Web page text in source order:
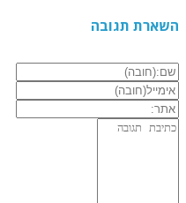
השארת תגובה